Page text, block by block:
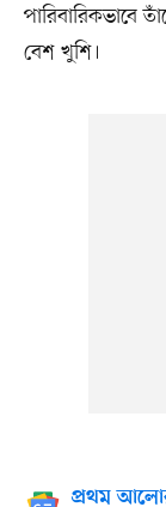
পারিবারিকভাবে
বেশ খুশি।
প্রথম